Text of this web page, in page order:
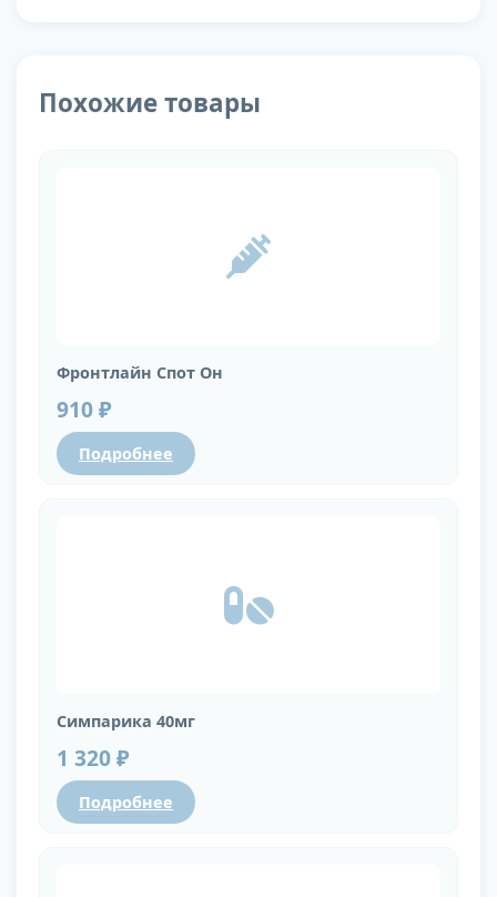
Похожие товары
Фронтлайн Спот Он
910 ₽
Подробнее
Симпарика 40мг
1 320 ₽
Подробнее